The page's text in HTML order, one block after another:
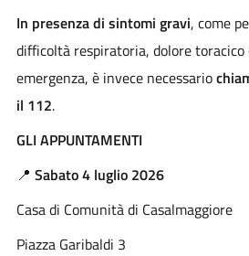
In presenza di sintomi gravi, come
difficoltà respiratoria, dolore
emergenza, è invece necessario
il 112.
GLI APPUNTAMENTI
📍 Sabato 4 luglio 2026
Casa di Comunità di Casalmaggiore
Piazza Garibaldi 3